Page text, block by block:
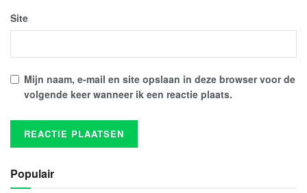
Site
Mijn naam, e-mail en site opslaan in deze browser voor de
volgende keer wanneer ik een reactie plaats.
Populair